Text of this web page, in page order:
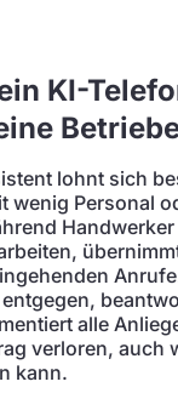
KI-
lohnt sich
wenig Personal
alle
verloren, auch
kann.